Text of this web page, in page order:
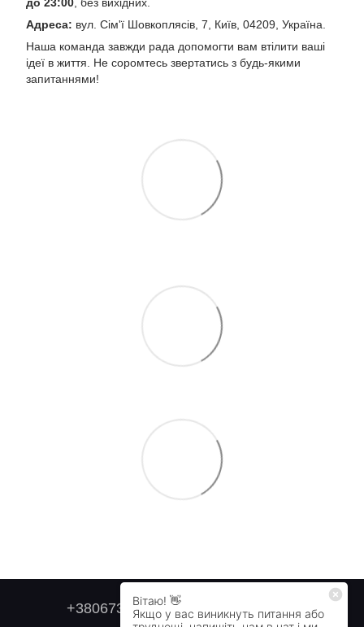
до 23:00, без вихідних.
Адреса: вул. Сім'ї Шовкоплясів, 7, Київ, 04209, Україна.
Наша команда завжди рада допомогти вам втілити ваші
ідеї в життя. Не соромтесь звертатись з будь-якими
запитаннями!
+380673179749 +380505478711